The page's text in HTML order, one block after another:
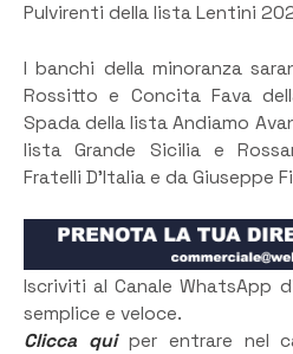
Pulvirenti della lista Lentini
I banchi della minoranza
Rossitto e Concita Fava
Spada della lista Andiamo
lista Grande Sicilia e
Fratelli D’Italia e da Giuseppe
Iscriviti al Canale WhatsApp
semplice e veloce.
Clicca quiper entrare nel